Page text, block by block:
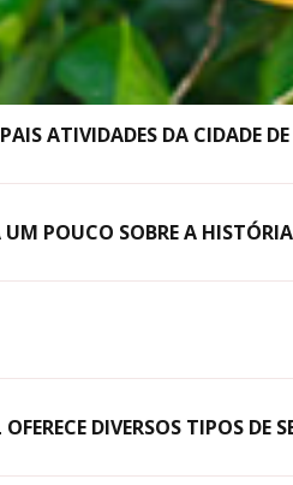
ATIVIDADES DA CIDADE
POUCO SOBRE A
DIVERSOS TIPOS